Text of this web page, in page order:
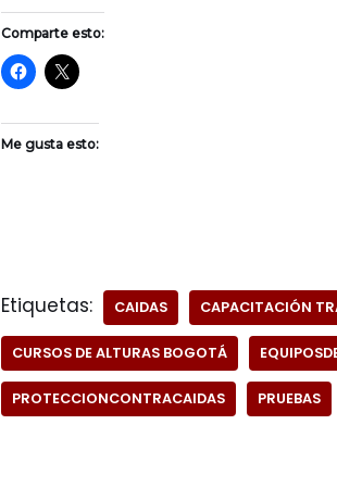
Comparte esto:
Me gusta esto:
Etiquetas: CAIDAS CAPACITACIÓN
CURSOS DE ALTURAS BOGOTÁ
PROTECCIONCONTRACAIDAS PRUEBAS